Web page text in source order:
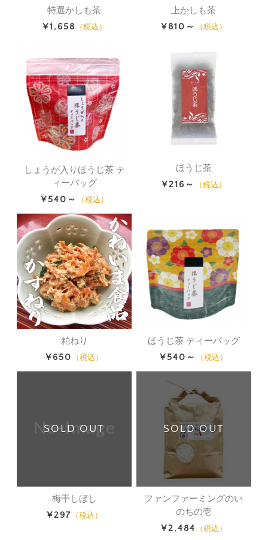
特選かしも茶
¥1,658
（税込）
上かしも茶
¥810～
（税込）
しょうが入りほうじ茶 テ
ィーバッグ
¥540～
（税込）
ほうじ茶
¥216～
（税込）
粕ねり
¥650
（税込）
ほうじ茶 ティーバッグ
¥540～
（税込）
SOLD OUT
梅干しぼし
¥297 （税込）
SOLD OUT
ファンファーミングのい
のちの壱
¥2,484
（税込）